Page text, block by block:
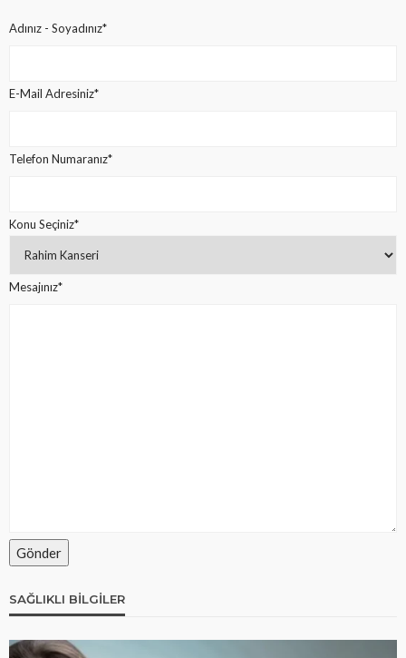
Adınız - Soyadınız*
E-Mail Adresiniz*
Telefon Numaranız*
Konu Seçiniz*
Mesajınız*
SAĞLIKLI BILGILER